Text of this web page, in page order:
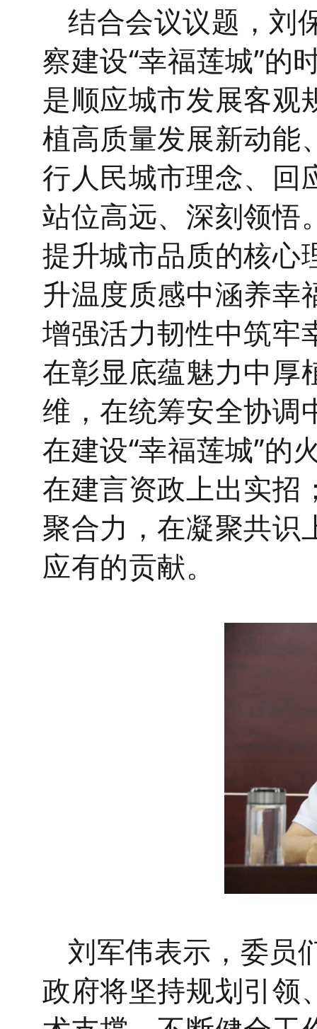
结合会议议题，刘
察建设“幸福莲城”的
是顺应城市发展客观
植高质量发展新动能
行人民城市理念、回
站位高远、深刻领悟
提升城市品质的核心
升温度质感中涵养幸
增强活力韧性中筑牢
在彰显底蕴魅力中厚
维，在统筹安全协调
在建设“幸福莲城”的
在建言资政上出实招
聚合力，在凝聚共识
应有的贡献。
刘军伟表示， 委员
政府将坚持规划引领